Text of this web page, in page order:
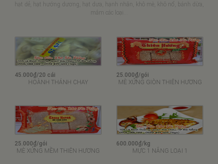
hạt dẻ, hạt hướng dương, hạt dưa, hạnh nhân, khô mè, khô nổ, bánh dừa,
mắm các loại...
45.000₫/20 cái
HOÀNH THÁNH CHAY
25.000₫/gói
MÈ XỬNG GIÒN THIÊN HƯƠNG
25.000₫/gói
MÈ XỬNG MỀM THIÊN HƯƠNG
600.000₫/kg
MỰC 1 NẮNG LOẠI 1